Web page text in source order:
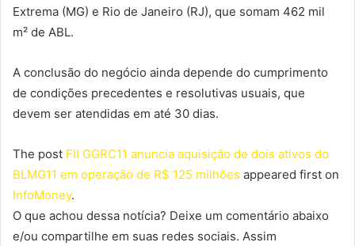
Extrema (MG) e Rio de Janeiro (RJ), que somam 462 mil
m² de ABL.
A conclusão do negócio ainda depende do cumprimento
de condições precedentes e resolutivas usuais, que
devem ser atendidas em até 30 dias.
The post FII GGRC11 anuncia aquisição de dois ativos do
BLMG11 em operação de R$ 125 milhões appeared first on
InfoMoney.
O que achou dessa notícia? Deixe um comentário abaixo
e/ou compartilhe em suas redes sociais. Assim